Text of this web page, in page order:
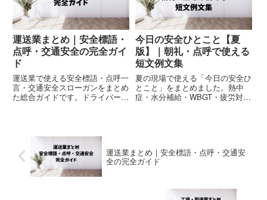
運送業まとめ｜安全標語・
点呼・交通安全の完全ガイ
ド
運送業で使える安全標語・点呼一
言・交通安全スローガンをまとめ
た総合ガイドです。ドライバー向
います。
今日の安全ひとこと【夏
版】｜朝礼・点呼で使える
短文例文集
夏の現場で使える「今日の安全ひ
とこと」をまとめました。熱中
症・水分補給・WBGT・疲労対策
運送業まとめ｜安全標語・点呼・交通安
全の完全ガイド